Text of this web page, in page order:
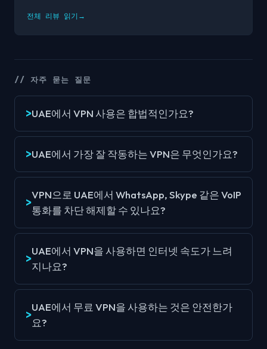
전체 리뷰 읽기 →
//자주 묻는 질문
UAE에서 VPN 사용은 합법적인가요?
UAE에서 가장 잘 작동하는 VPN은 무엇인가요?
VPN으로 UAE에서 WhatsApp, Skype 같은 VoIP
통화를 차단 해제할 수 있나요?
UAE에서 VPN을 사용하면 인터넷 속도가 느려
지나요?
UAE에서 무료 VPN을 사용하는 것은 안전한가
요?